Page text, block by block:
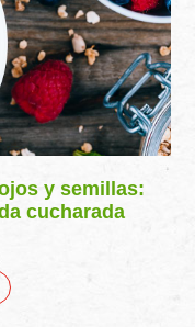
y semillas:
cucharada